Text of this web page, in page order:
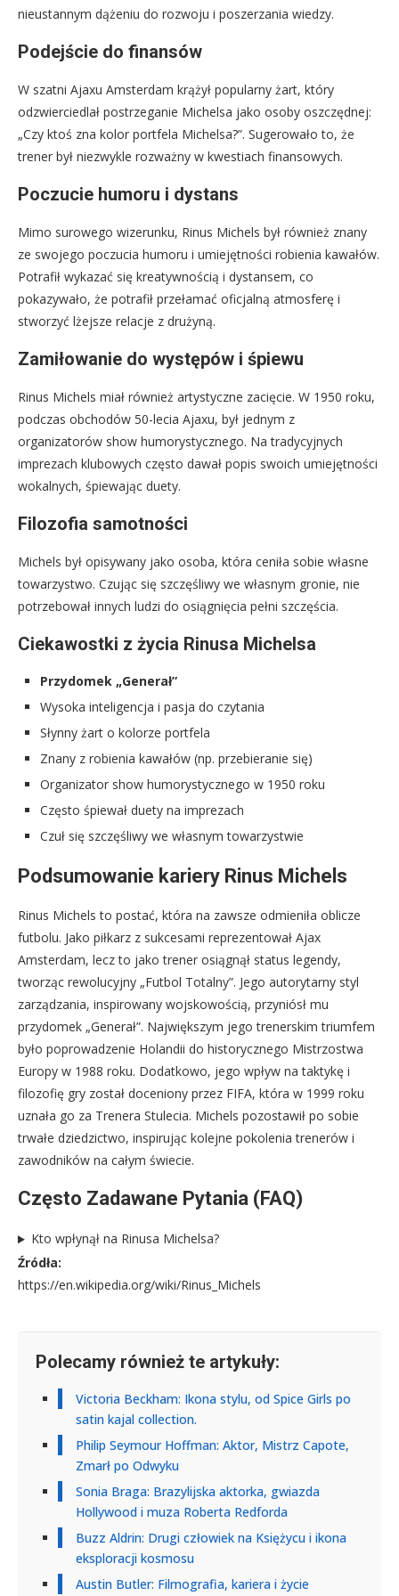
nieustannym dążeniu do rozwoju i poszerzania wiedzy.
Podejście do finansów
W szatni Ajaxu Amsterdam krążył popularny żart, który
odzwierciedlał postrzeganie Michelsa jako osoby oszczędnej:
„Czy ktoś zna kolor portfela Michelsa?”. Sugerowało to, że
trener był niezwykle rozważny w kwestiach finansowych.
Poczucie humoru i dystans
Mimo surowego wizerunku, Rinus Michels był również znany
ze swojego poczucia humoru i umiejętności robienia kawałów.
Potrafił wykazać się kreatywnością i dystansem, co
pokazywało, że potrafił przełamać oficjalną atmosferę i
stworzyć lżejsze relacje z drużyną.
Zamiłowanie do występów i śpiewu
Rinus Michels miał również artystyczne zacięcie. W 1950 roku,
podczas obchodów 50-lecia Ajaxu, był jednym z
organizatorów show humorystycznego. Na tradycyjnych
imprezach klubowych często dawał popis swoich umiejętności
wokalnych, śpiewając duety.
Filozofia samotności
Michels był opisywany jako osoba, która ceniła sobie własne
towarzystwo. Czując się szczęśliwy we własnym gronie, nie
potrzebował innych ludzi do osiągnięcia pełni szczęścia.
Ciekawostki z życia Rinusa Michelsa
Przydomek „Generał”
Wysoka inteligencja i pasja do czytania
Słynny żart o kolorze portfela
Znany z robienia kawałów (np. przebieranie się)
Organizator show humorystycznego w 1950 roku
Często śpiewał duety na imprezach
Czuł się szczęśliwy we własnym towarzystwie
Podsumowanie kariery Rinus Michels
Rinus Michels to postać, która na zawsze odmieniła oblicze
futbolu. Jako piłkarz z sukcesami reprezentował Ajax
Amsterdam, lecz to jako trener osiągnął status legendy,
tworząc rewolucyjny „Futbol Totalny”. Jego autorytarny styl
zarządzania, inspirowany wojskowością, przyniósł mu
przydomek „Generał”. Największym jego trenerskim triumfem
było poprowadzenie Holandii do historycznego Mistrzostwa
Europy w 1988 roku. Dodatkowo, jego wpływ na taktykę i
filozofię gry został doceniony przez FIFA, która w 1999 roku
uznała go za Trenera Stulecia. Michels pozostawił po sobie
trwałe dziedzictwo, inspirując kolejne pokolenia trenerów i
zawodników na całym świecie.
Często Zadawane Pytania (FAQ)
Kto wpłynął na Rinusa Michelsa?
Źródła:
https://en.wikipedia.org/wiki/Rinus_Michels
Polecamy również te artykuły:
Victoria Beckham: Ikona stylu, od Spice Girls po
satin kajal collection.
Philip Seymour Hoffman: Aktor, Mistrz Capote,
Zmarł po Odwyku
Sonia Braga: Brazylijska aktorka, gwiazda
Hollywood i muza Roberta Redforda
Buzz Aldrin: Drugi człowiek na Księżycu i ikona
eksploracji kosmosu
Austin Butler: Filmografia, kariera i życie